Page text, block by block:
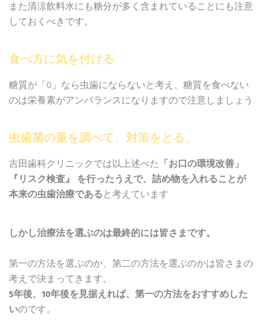
また清涼飲料水にも糖分が多く含まれていることにも注意
しておくべきです。
食べ方に気を付ける
糖質が「0」なら虫歯にならないと考え、糖質を食べない
のは栄養素がアンバランスになりますので注意しましょう
虫歯菌の量を調べて、対策をとる。
吉田歯科クリニックでは以上述べた 「お口の環境改善」
『リスク検査』 を行ったうえで、詰め物を入れることが
本来の虫歯治療であると考えています
しかし治療法を選ぶのは最終的には皆さまです。
第一の方法を選ぶのか、第二の方法を選ぶのかは皆さまの
考えで決まってきます。
5年後、10年後を見据えれば、第一の方法をおすすめした
いのです。